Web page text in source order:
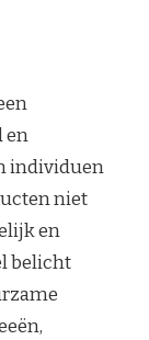
en
individuen
niet
en
belicht